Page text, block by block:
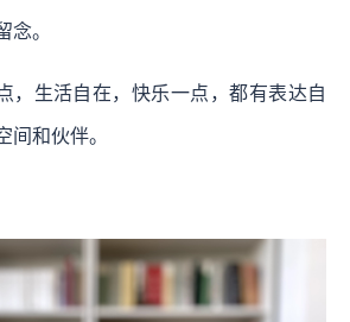
念。
，生活自在，快乐一点，都有表达自
间和伙伴。